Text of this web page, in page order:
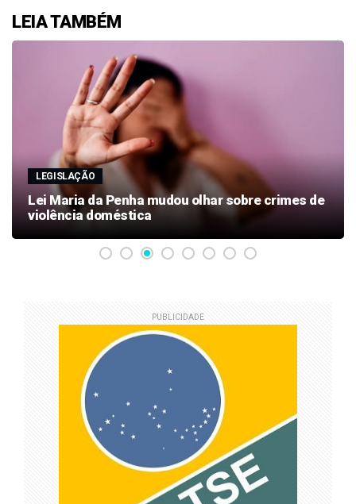
LEIA TAMBÉM
CRIME HEDIONDO
Gilmar Mendes aguarda PGR para decidir sobre
inquérito por estupro contra vice de Flávio
Bolsonaro
PUBLICIDADE